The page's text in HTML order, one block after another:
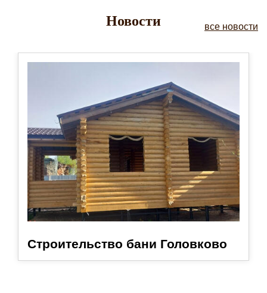
Новости все новости
Строительство бани Головково